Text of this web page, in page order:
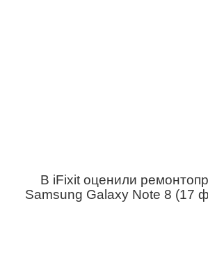
В iFixit оценили
Samsung Galaxy Note 8 (17